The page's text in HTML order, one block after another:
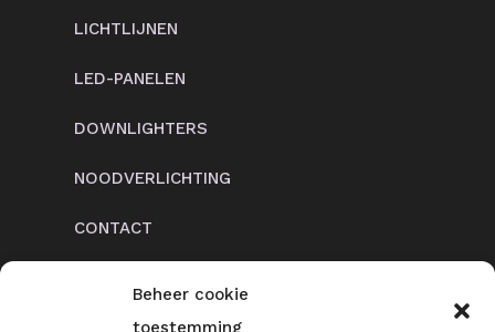
Beheer cookie
toestemming
LICHTLIJNEN
LED-PANELEN
DOWNLIGHTERS
NOODVERLICHTING
CONTACT